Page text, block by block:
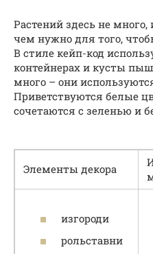
Растений здесь не много,
чем нужно для того,
В стиле кейп-код
контейнерах и кусты
много – они
Приветствуются белые
сочетаются с зеленью и
Элементы декора
изгороди
рольставни